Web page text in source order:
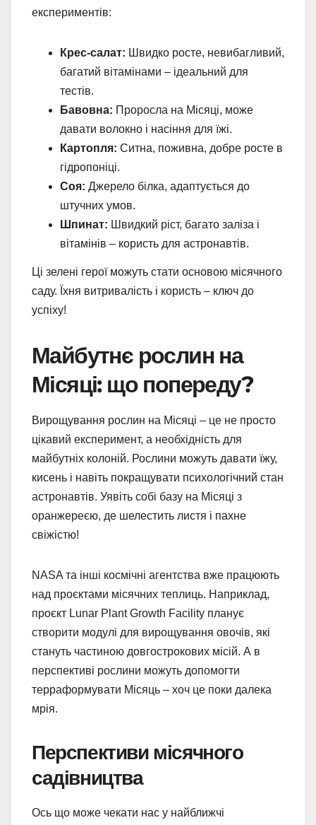
експериментів:
Крес-салат: Швидко росте, невибагливий,
багатий вітамінами – ідеальний для
тестів.
Бавовна: Проросла на Місяці, може
давати волокно і насіння для їжі.
Картопля: Ситна, поживна, добре росте в
гідропоніці.
Соя: Джерело білка, адаптується до
штучних умов.
Шпинат: Швидкий ріст, багато заліза і
вітамінів – користь для астронавтів.
Ці зелені герої можуть стати основою місячного
саду. Їхня витривалість і користь – ключ до
успіху!
Майбутнє рослин на
Місяці: що попереду?
Вирощування рослин на Місяці – це не просто
цікавий експеримент, а необхідність для
майбутніх колоній. Рослини можуть давати їжу,
кисень і навіть покращувати психологічний стан
астронавтів. Уявіть собі базу на Місяці з
оранжереєю, де шелестить листя і пахне
свіжістю!
NASA та інші космічні агентства вже працюють
над проєктами місячних теплиць. Наприклад,
проєкт Lunar Plant Growth Facility планує
створити модулі для вирощування овочів, які
стануть частиною довгострокових місій. А в
перспективі рослини можуть допомогти
терраформувати Місяць – хоч це поки далека
мрія.
Перспективи місячного
садівництва
Ось що може чекати нас у найближчі